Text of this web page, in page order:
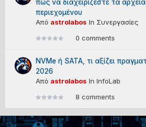
πώς να διαχειρίζεστε τα
περιεχομένου
Από astrolabos In Συνεργασίες
0 comments
NVMe ή SATA, τι αξίζει
2026
Από astrolabos In InfoLab
8 comments